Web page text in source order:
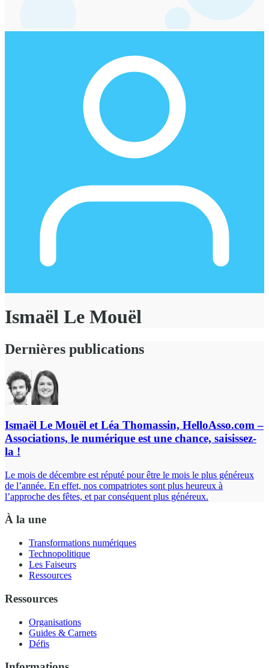
Ismaël Le Mouël
Dernières publications
Ismaël Le Mouël et Léa Thomassin, HelloAsso.com –
Associations, le numérique est une chance, saisissez-
la !
Le mois de décembre est réputé pour être le mois le plus généreux
de l’année. En effet, nos compatriotes sont plus heureux à
l’approche des fêtes, et par conséquent plus généreux.
À la une
Transformations numériques
Technopolitique
Les Faiseurs
Ressources
Ressources
Organisations
Guides & Carnets
Défis